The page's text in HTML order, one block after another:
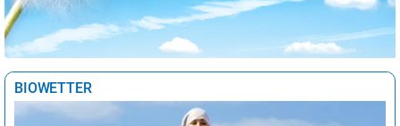
BIOWETTER